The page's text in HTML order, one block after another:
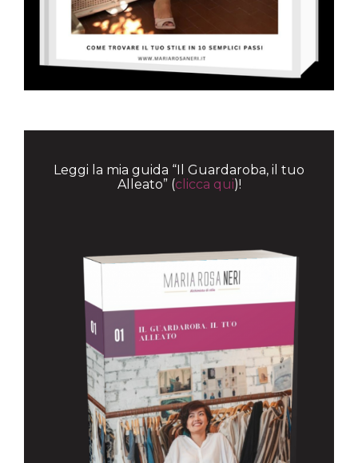
Leggi la mia guida “Il Guardaroba, il tuo
Alleato” (clicca qui)!